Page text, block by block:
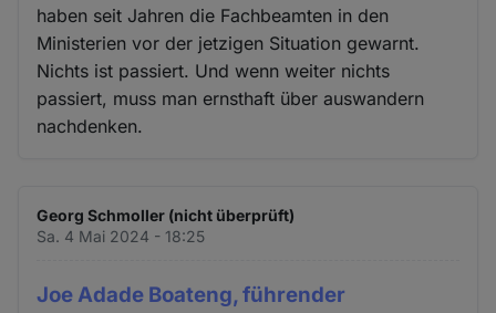
haben seit Jahren die Fachbeamten in den
Ministerien vor der jetzigen Situation gewarnt.
Nichts ist passiert. Und wenn weiter nichts
passiert, muss man ernsthaft über auswandern
nachdenken.
Georg Schmoller (nicht überprüft)
Sa. 4 Mai 2024 - 18:25
Joe Adade Boateng, führender